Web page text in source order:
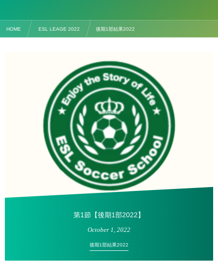
HOME ESL LEAGE 2022 後期1部結果2022
第1節【後期1部2022】
October 1 2022
後期1部結果2022